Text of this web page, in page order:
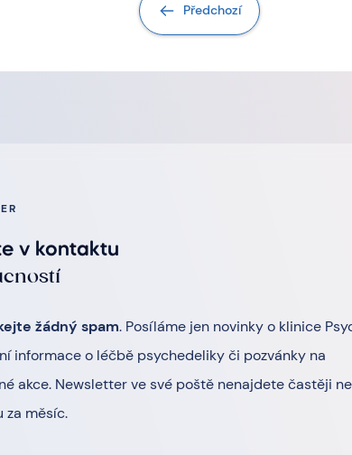
Předchozí
v kontaktu
žádný spam. Posíláme jen novinky o klinice
informace o léčbě psychedeliky či pozvánky na
akce. Newsletter ve své poště nenajdete častěji
za měsíc.